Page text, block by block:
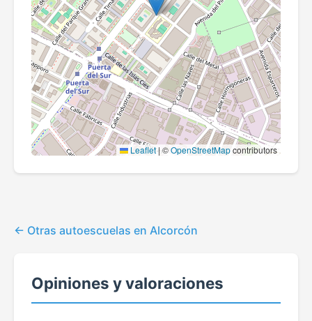
Leaflet |©OpenStreetMapcontributors
Otras autoescuelas en Alcorcón
Opiniones y valoraciones